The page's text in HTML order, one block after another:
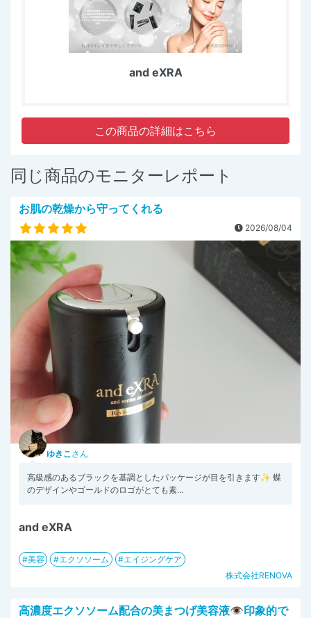
and eXRA
この商品の詳細はこちら
同じ商品のモニターレポート
お肌の乾燥から守ってくれる
2026/08/04
ゆきこさん
高級感のあるブラックを基調としたパッケージが目を引きます✨ 蝶
のデザインやゴールドのロゴがとても素...
and eXRA
美容 エクソソーム
エイジングケア
株式会社RENOVA
高濃度エクソソーム配合の美まつげ美容液👁️印象的で